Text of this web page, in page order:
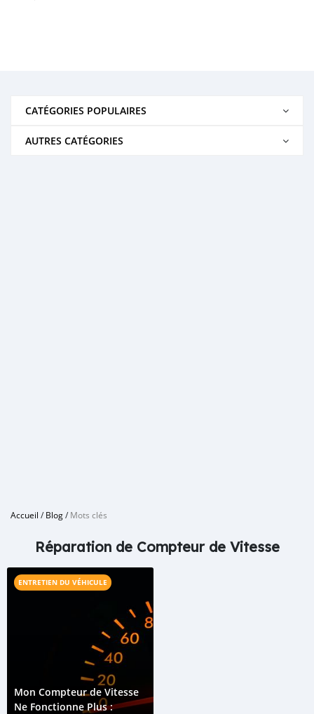
CATÉGORIES POPULAIRES
AUTRES CATÉGORIES
Accueil /Blog/Mots clés
Réparation de Compteur de Vitesse
ENTRETIEN DU VÉHICULE
Mon Compteur de Vitesse
Ne Fonctionne Plus :